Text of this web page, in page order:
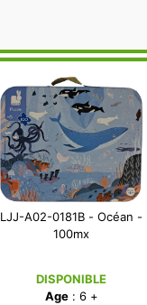
LJJ-A02-0181B - Océan -
100mx
DISPONIBLE
Age: 6 +